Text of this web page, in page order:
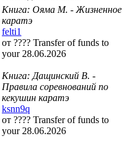
Книга: Ояма М. - Жизненное
каратэ
felti1
от ???? Transfer of funds to
your 28.06.2026
Книга: Дащинский В. -
Правила соревнований по
кекушин каратэ
ksnn9q
от ???? Transfer of funds to
your 28.06.2026